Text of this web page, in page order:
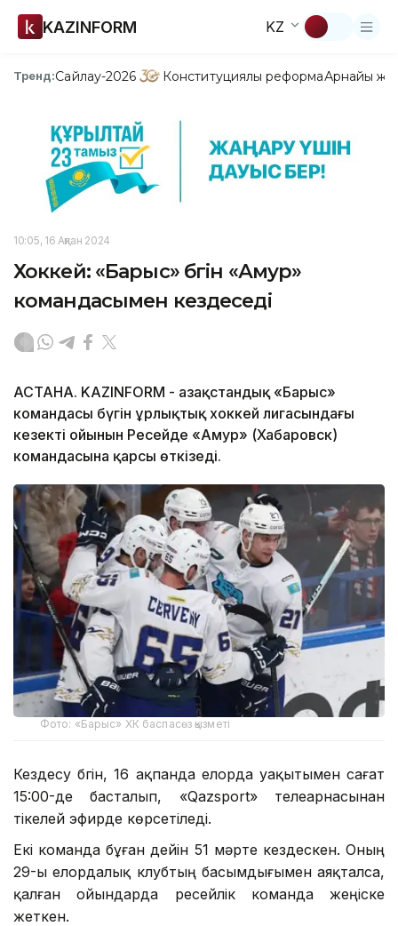
KAZINFORM KZ
Тренд:Сайлау-2026 Конституциялық реформаАрнайы
10:05, 16 Ақпан 2024
Хоккей: «Барыс» бүгін «Амур»
командасымен кездеседі
АСТАНА. KAZINFORM - Қазақстандық «Барыс»
командасы бүгін Құрлықтық хоккей лигасындағы
кезекті ойынын Ресейде «Амур» (Хабаровск)
командасына қарсы өткізеді.
Фото: «Барыс» ХК баспасөз қызметі
Кездесу бүгін, 16 ақпанда елорда уақытымен сағат
15:00-дe басталып, «Qazsport» телеарнасынан
тікелей эфирде көрсетіледі.
Екі команда бұған дейін 51 мәрте кездескен. Оның
29-ы елордалық клубтың басымдығымен аяқталса,
қалған ойындарда ресейлік команда жеңіске
жеткен.